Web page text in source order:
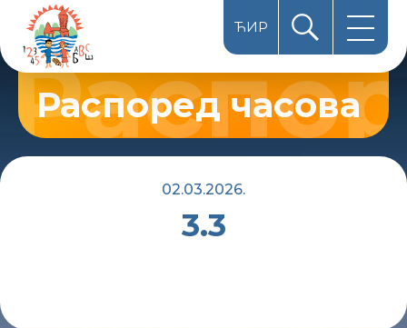
ЋИР
HUN
LAT
Распоред часова
02.03.2026.
3.3